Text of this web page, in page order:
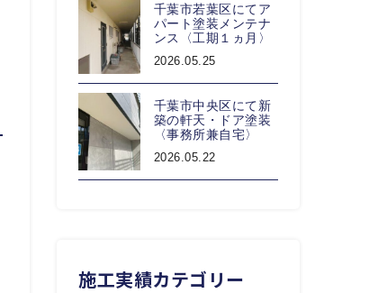
千葉市若葉区にてア
パート塗装メンテナ
ンス〈工期１ヵ月〉
2026.05.25
千葉市中央区にて新
築の軒天・ドア塗装
〈事務所兼自宅〉
2026.05.22
施工実績カテゴリー